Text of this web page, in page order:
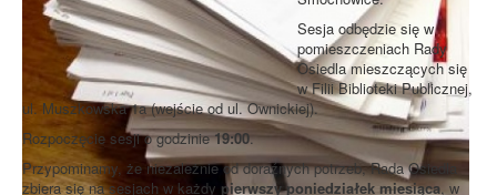
Sesja odbędzie się w
pomieszczeniach Rady
Osiedla mieszczących się
w Filii Biblioteki Publicznej,
ul. Muszkowska 1a (wejście od ul. Ownickiej).
Rozpoczęcie sesji o godzinie19:00.
Przypominamy, że niezależnie od doraźnych potrzeb, Rada Osiedla
zbiera się na sesjach w każdy pierwszy poniedziałek miesiąca, w